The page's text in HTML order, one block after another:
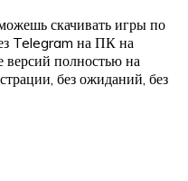
скачивать игры по
Telegram на ПК на
полностью на
без ожиданий, без